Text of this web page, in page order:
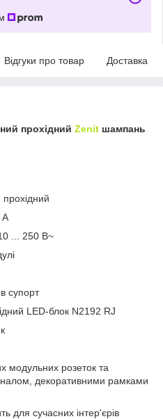
Відгуки про товар Доставка
прохідний Zenit шампань
прохідний
A
... 250 В~
супорт
LED-блок N2192 RJ
модульних розеток та
декоративними рамками
для сучасних інтер'єрів